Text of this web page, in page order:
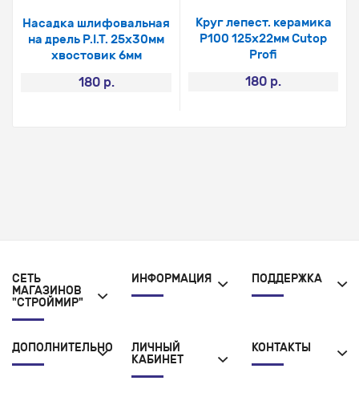
Насадка шлифовальная
на дрель P.I.T. 25х30мм
хвостовик 6мм
180 р.
Круг лепест. керамика
Р100 125х22мм Cutop
Profi
180 р.
СЕТЬ
МАГАЗИНОВ
"СТРОЙМИР"
ИНФОРМАЦИЯ ПОДДЕРЖКА
ДОПОЛНИТЕЛЬНО
ЛИЧНЫЙ
КАБИНЕТ
КОНТАКТЫ